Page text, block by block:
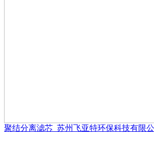
聚结分离滤芯_苏州飞亚特环保科技有限